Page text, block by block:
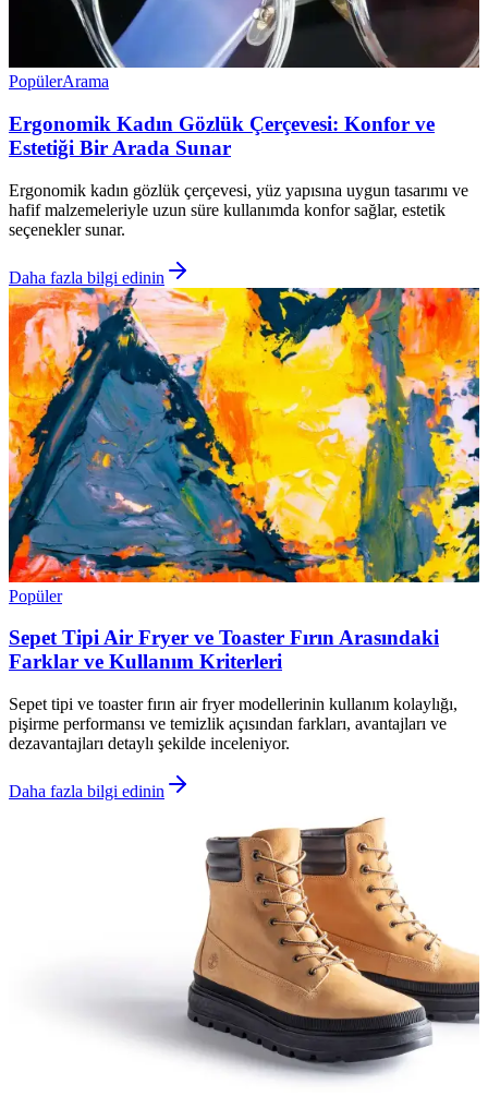
PopülerArama
Ergonomik Kadın Gözlük Çerçevesi: Konfor ve
Estetiği Bir Arada Sunar
Ergonomik kadın gözlük çerçevesi, yüz yapısına uygun tasarımı ve
hafif malzemeleriyle uzun süre kullanımda konfor sağlar, estetik
seçenekler sunar.
Daha fazla bilgi edinin
Popüler
Sepet Tipi Air Fryer ve Toaster Fırın Arasındaki
Farklar ve Kullanım Kriterleri
Sepet tipi ve toaster fırın air fryer modellerinin kullanım kolaylığı,
pişirme performansı ve temizlik açısından farkları, avantajları ve
dezavantajları detaylı şekilde inceleniyor.
Daha fazla bilgi edinin